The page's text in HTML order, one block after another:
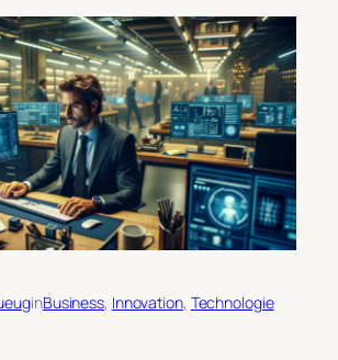
inBusiness, Innovation, Technologie